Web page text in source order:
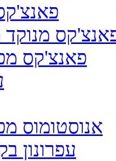
מנוקד
פאנצ'קס
אנוסטומוס
עפרונון